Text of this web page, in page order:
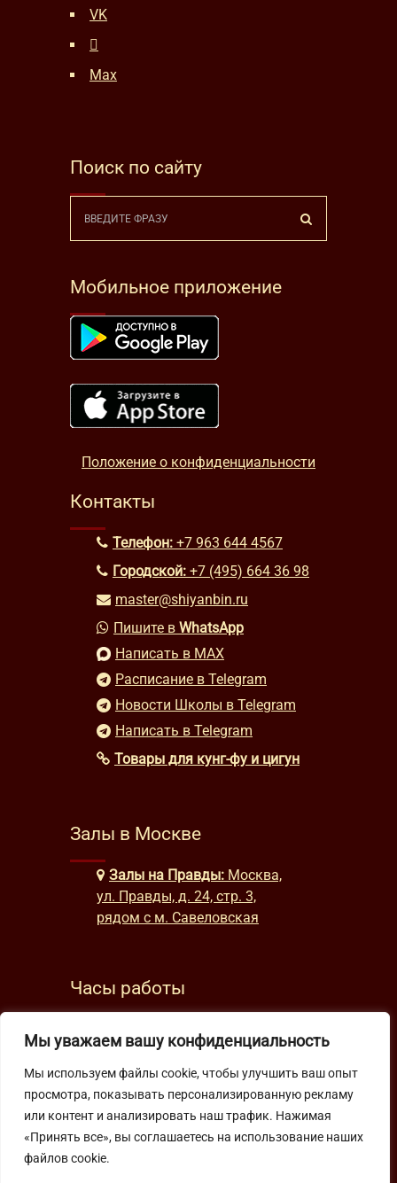
Мы уважаем вашу конфиденциальность
Мы используем файлы cookie, чтобы улучшить ваш опыт
просмотра, показывать персонализированную рекламу
или контент и анализировать наш трафик. Нажимая
«Принять все», вы соглашаетесь на использование наших
файлов cookie.
VK
Max
Поиск по сайту
Мобильное приложение
Положение о конфиденциальности
Контакты
Телефон: +7 963 644 4567
Городской: +7 (495) 664 36 98
master@shiyanbin.ru
Пишите в WhatsApp
Написать в MAX
Расписание в Telegram
Новости Школы в Telegram
Написать в Telegram
Товары для кунг-фу и цигун
Залы в Москве
Залы на Правды: Москва,
ул. Правды, д. 24, стр. 3,
рядом с м. Савеловская
Часы работы
выходные: с 10:00 до 19:30
Подпишитесь на нашу рассылку